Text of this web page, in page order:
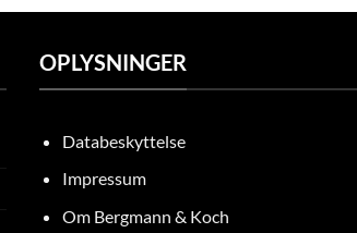
OPLYSNINGER
Databeskyttelse
Impressum
Om Bergmann & Koch